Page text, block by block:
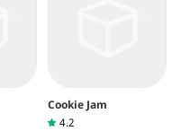
Cookie Jam
4.2